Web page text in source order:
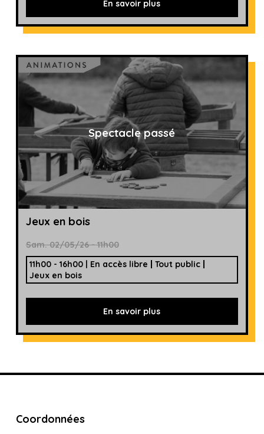
En savoir plus
Spectacle passé
Jeux en bois
Sam. 02/05/26 - 11h00
11h00 - 16h00 | En accès libre
Tout public
Jeux en bois
En savoir plus
Coordonnées